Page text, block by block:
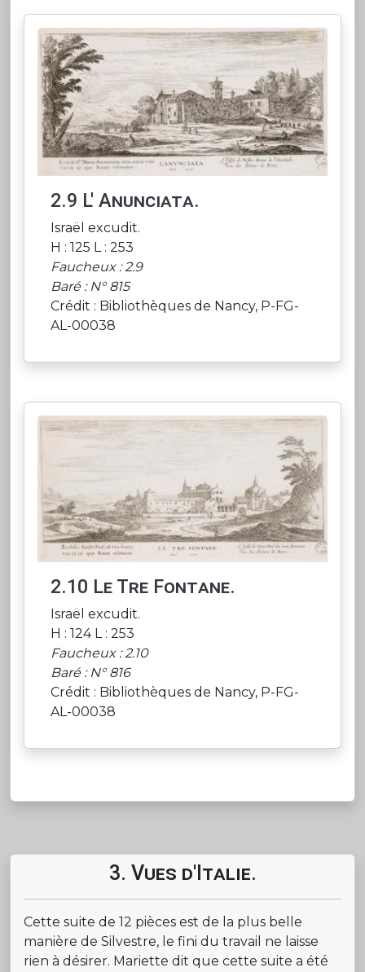
2.9 L' Anunciata.
Israël excudit.
H : 125 L : 253
Faucheux : 2.9
Baré : N° 815
Crédit : Bibliothèques de Nancy, P-FG-
AL-00038
2.10 Le Tre Fontane.
Israël excudit.
H : 124 L : 253
Faucheux : 2.10
Baré : N° 816
Crédit : Bibliothèques de Nancy, P-FG-
AL-00038
3. Vues d'Italie.
Cette suite de 12 pièces est de la plus belle
manière de Silvestre, le fini du travail ne laisse
rien à désirer. Mariette dit que cette suite a été